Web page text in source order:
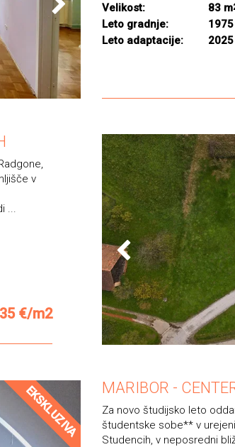
Velikost:
83 m
Leto gradnje:
1975
Leto adaptacije:
2025
v
...
€/m2
EKSKLUZIVA MARIBOR -
Za novo študijsko leto
študentske sobe** v
Studencih, v neposredni